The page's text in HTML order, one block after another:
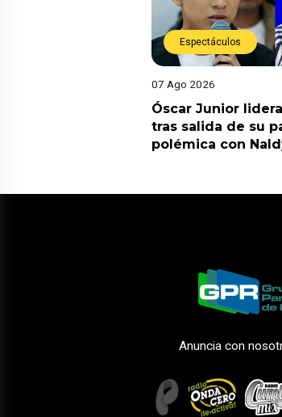
Espectáculos
07 Ago 2026
Óscar Junior
tras salida de su
polémica con
Anuncia con